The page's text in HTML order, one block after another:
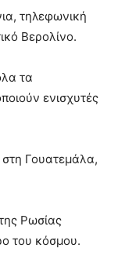
τηλεφωνική
Βερολίνο.
τα
ενισχυτές
στη Γουατεμάλα,
Ρωσίας
του κόσμου.